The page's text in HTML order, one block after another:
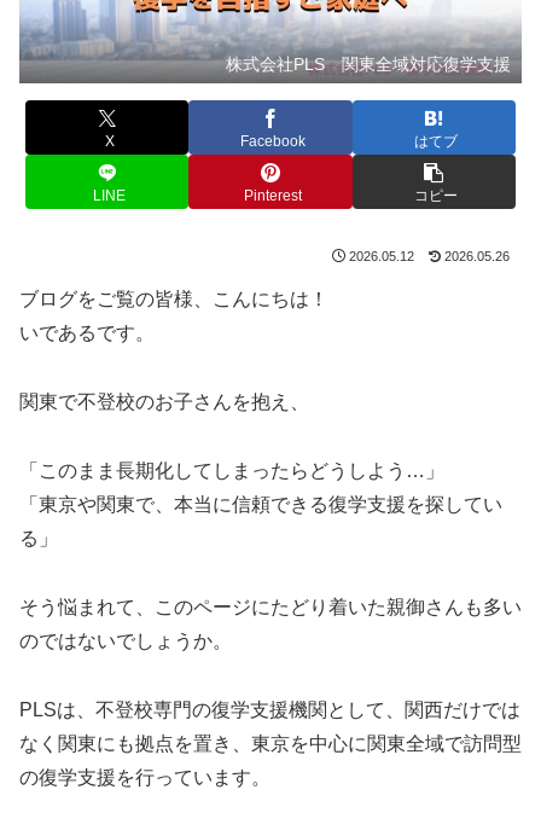
株式会社PLS 関東全域対応復学支援
X Facebook はてブ
LINE Pinterest コピー
2026.05.12 2026.05.26
ブログをご覧の皆様、こんにちは！
いであるです。
関東で不登校のお子さんを抱え、
「このまま長期化してしまったらどうしよう…」
「東京や関東で、本当に信頼できる復学支援を探してい
る」
そう悩まれて、このページにたどり着いた親御さんも多い
のではないでしょうか。
PLSは、不登校専門の復学支援機関として、関西だけでは
なく関東にも拠点を置き、東京を中心に関東全域で訪問型
の復学支援を行っています。